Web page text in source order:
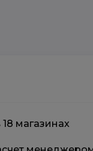
магазинах